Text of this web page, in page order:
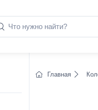
Главная